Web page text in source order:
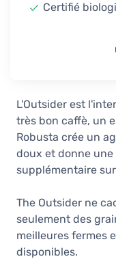
Certifié
L'Outsider est
très bon caffè, un
Robusta crée un
doux et donne
supplémentaire
The Outsider ne
seulement des
meilleures fermes
disponibles.